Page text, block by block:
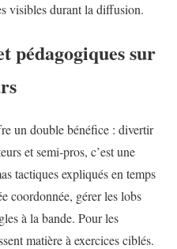
visibles durant la diffusion.
pédagogiques sur
un double bénéfice : divertir
et semi‑pros, c’est une
tactiques expliqués en temps
coordonnée, gérer les lobs
à la bande. Pour les
matière à exercices ciblés.